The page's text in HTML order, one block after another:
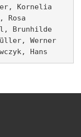
Kornelia
Rosa
Brunhilde
Werner